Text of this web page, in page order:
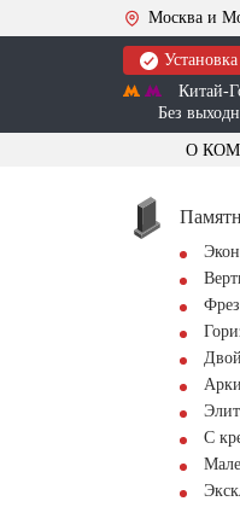
Москва и
Китай-
Без
О
С